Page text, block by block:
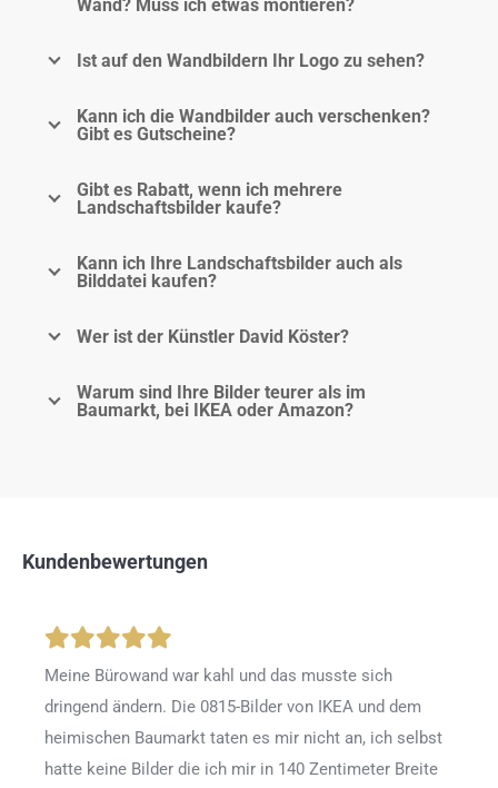
Wand? Muss ich etwas montieren?
Ist auf den Wandbildern Ihr Logo zu sehen?
Kann ich die Wandbilder auch verschenken?
Gibt es Gutscheine?
Gibt es Rabatt, wenn ich mehrere
Landschaftsbilder kaufe?
Kann ich Ihre Landschaftsbilder auch als
Bilddatei kaufen?
Wer ist der Künstler David Köster?
Warum sind Ihre Bilder teurer als im
Baumarkt, bei IKEA oder Amazon?
Kundenbewertungen
Meine Bürowand war kahl und das musste sich
dringend ändern. Die 0815-Bilder von IKEA und dem
heimischen Baumarkt taten es mir nicht an, ich selbst
hatte keine Bilder die ich mir in 140 Zentimeter Breite